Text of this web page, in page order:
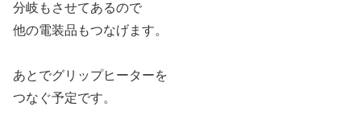
分岐もさせてあるので
他の電装品もつなげます。
あとでグリップヒーターを
つなぐ予定です。